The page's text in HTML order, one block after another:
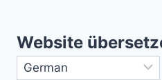
NATIONEN
Website